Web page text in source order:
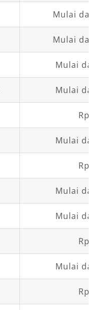
Mulai dari
Mulai dari
Mulai dari
Mulai dari
Mulai dari
Mulai dari
Mulai dari
Mulai dari